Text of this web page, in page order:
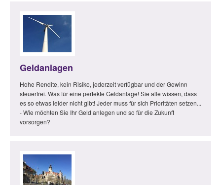
Geldanlagen
Hohe Rendite, kein Risiko, jederzeit verfügbar und der Gewinn
steuerfrei. Was für eine perfekte Geldanlage! Sie alle wissen, dass
es so etwas leider nicht gibt! Jeder muss für sich Prioritäten setzen...
- Wie möchten Sie Ihr Geld anlegen und so für die Zukunft
vorsorgen?